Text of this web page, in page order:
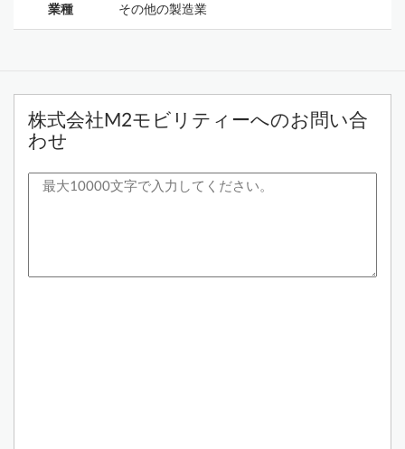
業種 その他の製造業
株式会社M2モビリティーへのお問い合
わせ